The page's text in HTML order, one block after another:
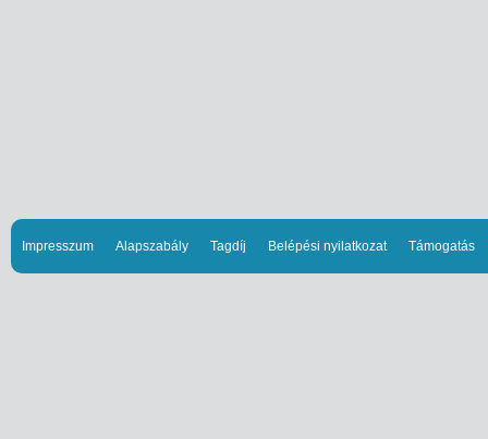
Impresszum Alapszabály Tagdíj Belépési nyilatkozat Támogatás